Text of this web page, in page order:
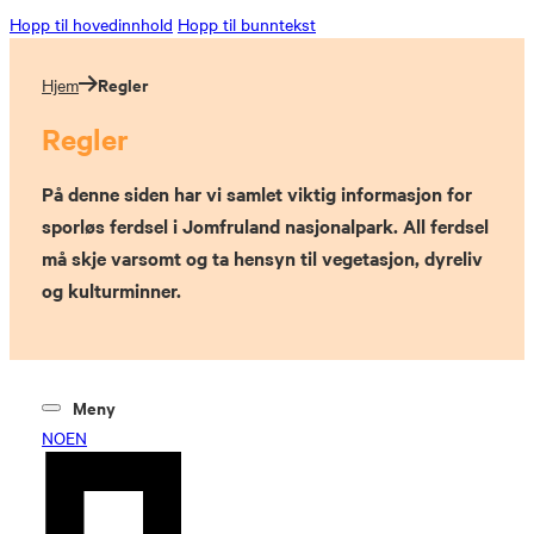
Hopp til hovedinnhold Hopp til bunntekst
Hjem Regler
Regler
På denne siden har vi samlet viktig informasjon for
sporløs ferdsel i Jomfruland nasjonalpark. All ferdsel
må skje varsomt og ta hensyn til vegetasjon, dyreliv
og kulturminner.
Meny
NOEN